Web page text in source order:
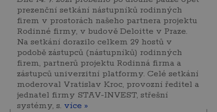
prezenční setkání nástupníků rodinných
firem v prostorách našeho partnera projektu
Rodinné firmy, v budově Deloitte v Praze.
Na setkání dorazilo celkem 29 hostů v
podobě zástupců (nástupníků) rodinných
firem, partnerů projektu Rodinná firma a
zástupců univerzitní platformy. Celé setkání
moderoval Vratislav Kroc, provozní ředitel a
jednatel firmy STAV-INVEST, střešní
systémy, s. více »